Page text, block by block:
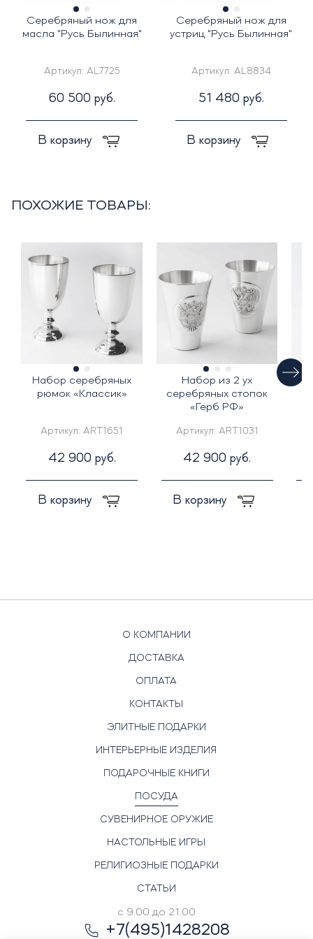
Серебряный нож для
масла "Русь Былинная"
Артикул: AL7725
60 500 руб.
В корзину
Серебряный нож для
устриц "Русь Былинная"
Артикул: AL8834
51 480 руб.
В корзину
ПОХОЖИЕ ТОВАРЫ:
Набор серебряных
рюмок «Классик»
Артикул: ART1651
42 900 руб.
В корзину
Набор из 2 ух
серебряных стопок
«Герб РФ»
Артикул: ART1031
42 900 руб.
В корзину
О КОМПАНИИ
ДОСТАВКА
ОПЛАТА
КОНТАКТЫ
ЭЛИТНЫЕ ПОДАРКИ
ИНТЕРЬЕРНЫЕ ИЗДЕЛИЯ
ПОДАРОЧНЫЕ КНИГИ
ПОСУДА
СУВЕНИРНОЕ ОРУЖИЕ
НАСТОЛЬНЫЕ ИГРЫ
РЕЛИГИОЗНЫЕ ПОДАРКИ
СТАТЬИ
с 9.00 до 21.00
+7(495)1428208